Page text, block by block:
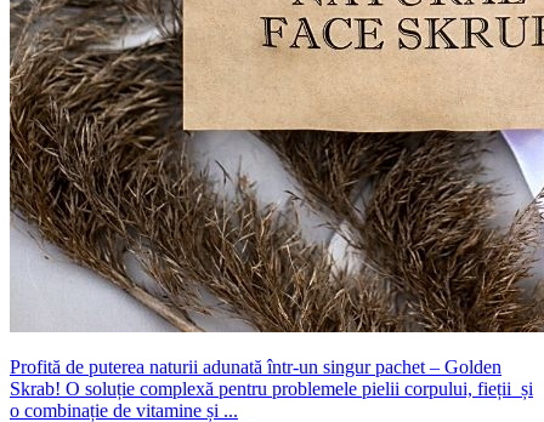
Profită de puterea naturii adunată într-un singur pachet – Golden
Skrab! O soluție complexă pentru problemele pielii corpului, fieții și
o combinație de vitamine și ...